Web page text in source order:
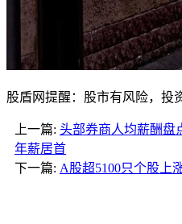
股盾网提醒：股市有风险，投
上一篇: 头部券商人均薪酬盘
年薪居首
下一篇: A股超5100只个股上